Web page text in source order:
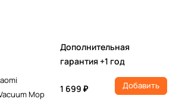
Mop
Дополнительная
гарантия +1 год
1 699 ₽ Добавить